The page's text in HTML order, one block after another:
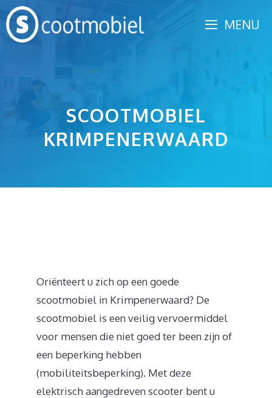
Spring
naar
inhoud
MENU
SCOOTMOBIEL
KRIMPENERWAARD
Oriënteert u zich op een goede
scootmobiel in Krimpenerwaard? De
scootmobiel is een veilig vervoermiddel
voor mensen die niet goed ter been zijn of
een beperking hebben
(mobiliteitsbeperking). Met deze
elektrisch aangedreven scooter bent u